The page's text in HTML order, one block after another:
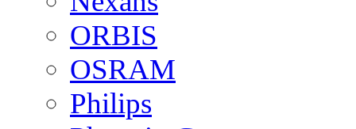
ORBIS
OSRAM
Philips